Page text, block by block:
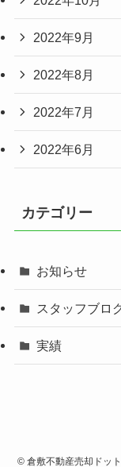
2022年9月
2022年8月
2022年7月
2022年6月
カテゴリー
お知らせ
スタッフブロ
実績
©倉敷不動産売却ドッ